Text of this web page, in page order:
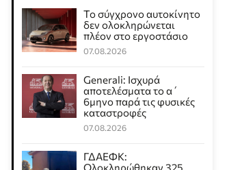
Το σύγχρονο αυτοκίνητο
δεν ολοκληρώνεται
πλέον στο εργοστάσιο
07.08.2026
Generali: Ισχυρά
αποτελέσματα το α΄
6μηνο παρά τις φυσικές
καταστροφές
07.08.2026
ΓΔΑΕΦΚ:
Ολοκληρώθηκαν 325